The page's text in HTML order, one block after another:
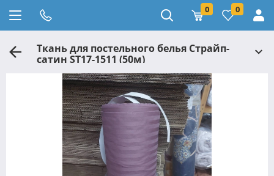
0 0
Ткань для постельного белья Страйп-
сатин ST17-1511 (50м)